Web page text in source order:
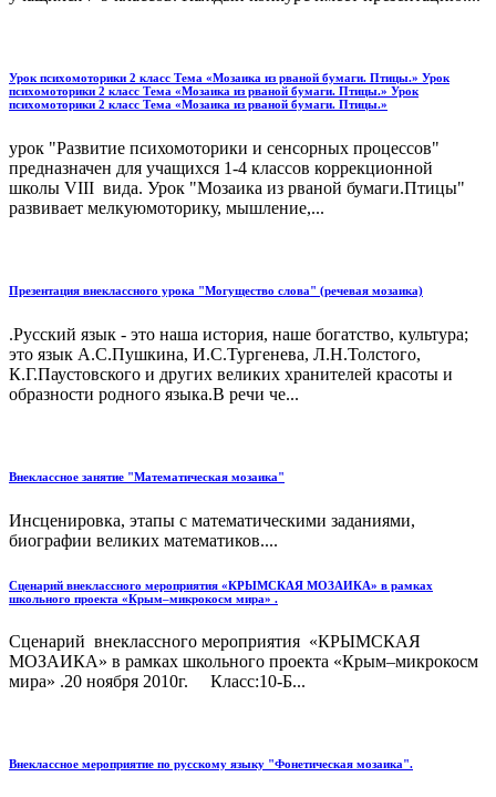
Урок психомоторики 2 класс Тема «Мозаика из рваной бумаги. Птицы.» Урок
психомоторики 2 класс Тема «Мозаика из рваной бумаги. Птицы.» Урок
психомоторики 2 класс Тема «Мозаика из рваной бумаги. Птицы.»
урок "Развитие психомоторики и сенсорных процессов"
предназначен для учащихся 1-4 классов коррекционной
школы VIII вида. Урок "Мозаика из рваной бумаги.Птицы"
развивает мелкуюмоторику, мышление,...
Презентация внеклассного урока "Могущество слова" (речевая мозаика)
.Русский язык - это наша история, наше богатство, культура;
это язык А.С.Пушкина, И.С.Тургенева, Л.Н.Толстого,
К.Г.Паустовского и других великих хранителей красоты и
образности родного языка.В речи че...
Внеклассное занятие "Математическая мозаика"
Инсценировка, этапы с математическими заданиями,
биографии великих математиков....
Сценарий внеклассного мероприятия «КРЫМСКАЯ МОЗАИКА» в рамках
школьного проекта «Крым–микрокосм мира» .
Сценарий внеклассного мероприятия «КРЫМСКАЯ
МОЗАИКА» в рамках школьного проекта «Крым–микрокосм
мира» .20 ноября 2010г. Класс:10-Б...
Внеклассное мероприятие по русскому языку "Фонетическая мозаика".